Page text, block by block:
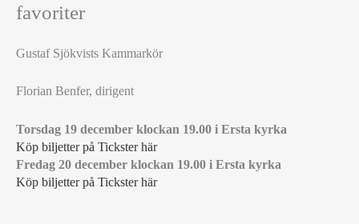
favoriter
Gustaf Sjökvists Kammarkör
Florian Benfer, dirigent
Torsdag 19 december klockan 19.00 i Ersta kyrka
Köp biljetter på Tickster här
Fredag 20 december klockan 19.00 i Ersta kyrka
Köp biljetter på Tickster här